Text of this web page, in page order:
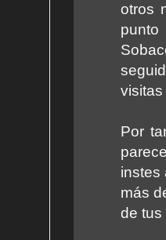
otros
Por
instes
más
de tus